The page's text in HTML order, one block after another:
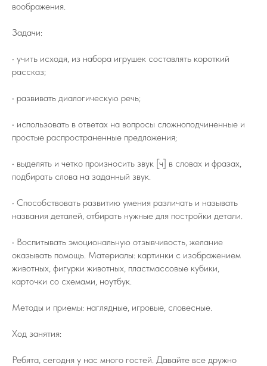
воображения.
Задачи:
• учить исходя, из набора игрушек составлять короткий
рассказ;
• развивать диалогическую речь;
• использовать в ответах на вопросы сложноподчиненные и
простые распространенные предложения;
• выделять и четко произносить звук [ч] в словах и фразах,
подбирать слова на заданный звук.
• Способствовать развитию умения различать и называть
названия деталей, отбирать нужные для постройки детали.
• Воспитывать эмоциональную отзывчивость, желание
оказывать помощь. Материалы: картинки с изображением
животных, фигурки животных, пластмассовые кубики,
карточки со схемами, ноутбук.
Методы и приемы: наглядные, игровые, словесные.
Ход занятия:
Ребята, сегодня у нас много гостей. Давайте все дружно